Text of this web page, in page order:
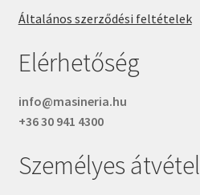
Általános szerződési feltételek
Elérhetőség
info@masineria.hu
+36 30 941 4300
Személyes átvétel